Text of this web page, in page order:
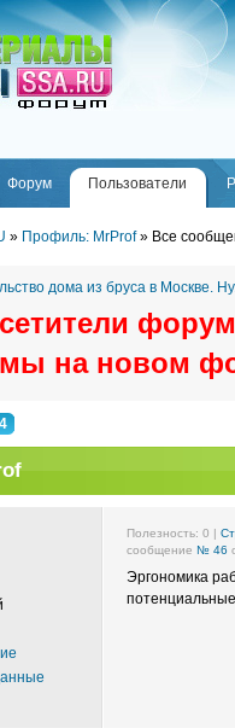
Форум Пользователи
» Профиль: MrProf» Все
дома из бруса в Москве.
на новом
4
Полезность: 0 |
сообщение № 46
Эргономика